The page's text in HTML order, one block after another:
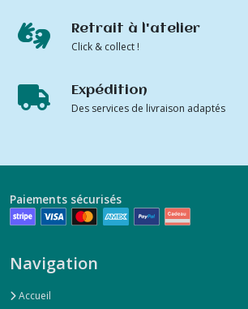
Retrait à l'atelier
Click & collect !
Expédition
Des services de livraison adaptés
Paiements sécurisés
Navigation
Accueil